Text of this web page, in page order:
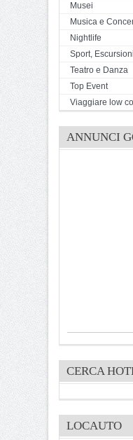
Musei
Musica e
Nightlife
Sport,
Teatro e Danza
Top Event
Viaggiare low
ANNUNCI
CERCA
LOCAUTO